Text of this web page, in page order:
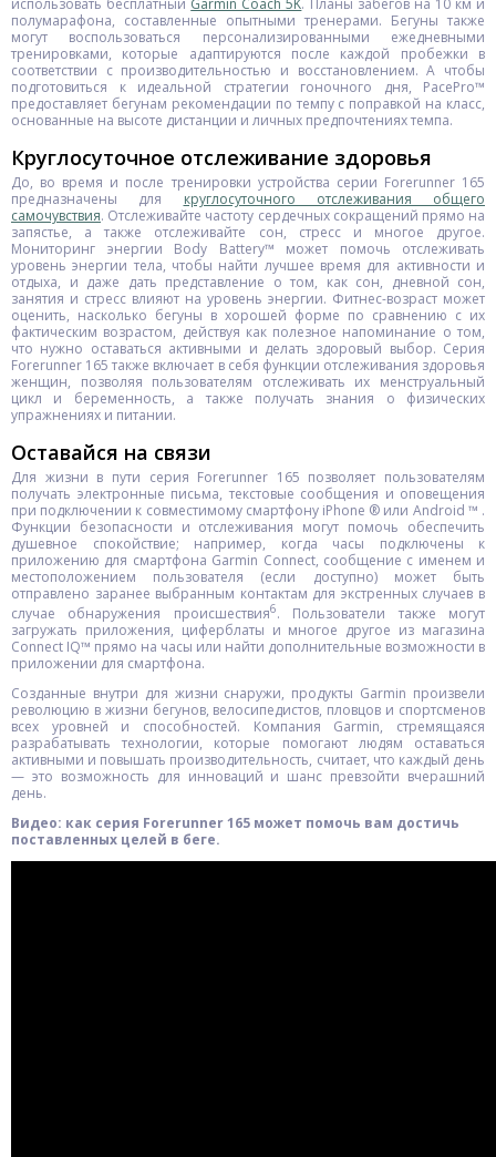
использовать бесплатный Garmin Coach 5K. Планы забегов на 10 км и
полумарафона, составленные опытными тренерами. Бегуны также
могут воспользоваться персонализированными ежедневными
тренировками, которые адаптируются после каждой пробежки в
соответствии с производительностью и восстановлением. А чтобы
подготовиться к идеальной стратегии гоночного дня, PacePro™
предоставляет бегунам рекомендации по темпу с поправкой на класс,
основанные на высоте дистанции и личных предпочтениях темпа.
Круглосуточное отслеживание здоровья
До, во время и после тренировки устройства серии Forerunner 165
предназначены для круглосуточного отслеживания общего
самочувствия. Отслеживайте частоту сердечных сокращений прямо на
запястье, а также отслеживайте сон, стресс и многое другое.
Мониторинг энергии Body Battery™ может помочь отслеживать
уровень энергии тела, чтобы найти лучшее время для активности и
отдыха, и даже дать представление о том, как сон, дневной сон,
занятия и стресс влияют на уровень энергии. Фитнес-возраст может
оценить, насколько бегуны в хорошей форме по сравнению с их
фактическим возрастом, действуя как полезное напоминание о том,
что нужно оставаться активными и делать здоровый выбор. Серия
Forerunner 165 также включает в себя функции отслеживания здоровья
женщин, позволяя пользователям отслеживать их менструальный
цикл и беременность, а также получать знания о физических
упражнениях и питании.
Оставайся на связи
Для жизни в пути серия Forerunner 165 позволяет пользователям
получать электронные письма, текстовые сообщения и оповещения
при подключении к совместимому смартфону iPhone ® или Android ™ .
Функции безопасности и отслеживания могут помочь обеспечить
душевное спокойствие; например, когда часы подключены к
приложению для смартфона Garmin Connect, сообщение с именем и
местоположением пользователя (если доступно) может быть
отправлено заранее выбранным контактам для экстренных случаев в
случае обнаружения происшествия6. Пользователи также могут
загружать приложения, циферблаты и многое другое из магазина
Connect IQ™ прямо на часы или найти дополнительные возможности в
приложении для смартфона.
Созданные внутри для жизни снаружи, продукты Garmin произвели
революцию в жизни бегунов, велосипедистов, пловцов и спортсменов
всех уровней и способностей. Компания Garmin, стремящаяся
разрабатывать технологии, которые помогают людям оставаться
активными и повышать производительность, считает, что каждый день
— это возможность для инноваций и шанс превзойти вчерашний
день.
Видео: как серия Forerunner 165 может помочь вам достичь
поставленных целей в беге.